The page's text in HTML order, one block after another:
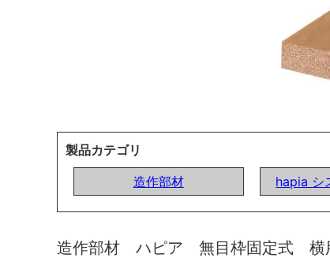
製品カテゴリ
造作部材
hapia シ
造作部材 ハピア 無目枠固定式 横